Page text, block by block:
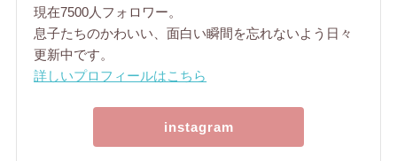
現在7500人フォロワー。
息子たちのかわいい、面白い瞬間を忘れないよう日々
更新中です。
詳しいプロフィールはこちら
instagram